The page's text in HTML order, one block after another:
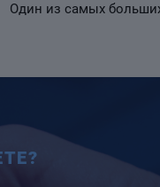
Один из самых